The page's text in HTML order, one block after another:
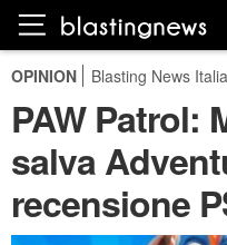
OPINION Blasting News Italia
PAW Patrol:
salva
recensione